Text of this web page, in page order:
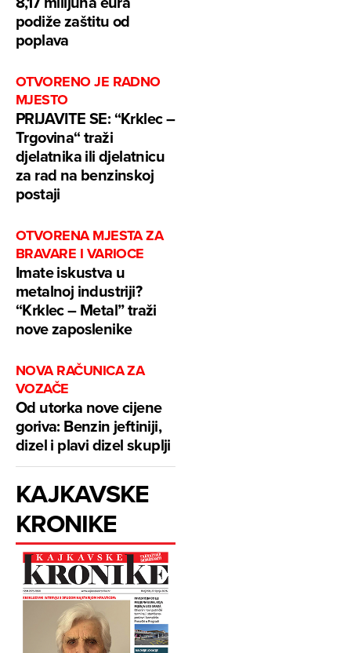
podiže zaštitu od
poplava
OTVORENO JE RADNO
MJESTO
PRIJAVITE SE: “Krklec –
Trgovina“ traži
djelatnika ili djelatnicu
za rad na benzinskoj
postaji
OTVORENA MJESTA ZA
BRAVARE I VARIOCE
Imate iskustva u
metalnoj industriji?
“Krklec – Metal” traži
nove zaposlenike
NOVA RAČUNICA ZA
VOZAČE
Od utorka nove cijene
goriva: Benzin jeftiniji,
dizel i plavi dizel skuplji
KAJKAVSKE
KRONIKE